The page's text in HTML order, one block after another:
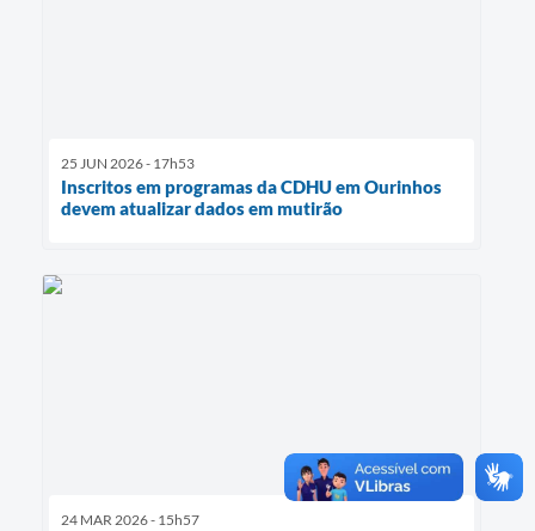
25 JUN 2026 - 17h53
Inscritos em programas da CDHU em Ourinhos
devem atualizar dados em mutirão
24 MAR 2026 - 15h57